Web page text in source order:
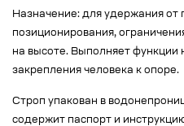
Назначение: для удержания от
позиционирования,
на высоте. Выполняет функции
закрепления человека к опоре.
Строп упакован в
содержит паспорт и